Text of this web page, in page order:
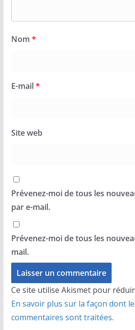
Nom *
E-mail*
Site web
Prévenez-moi de tous les
par e-mail.
Prévenez-moi de tous les
mail.
Ce site utilise Akismet pour
En savoir plus sur la façon dont
commentaires sont traitées.